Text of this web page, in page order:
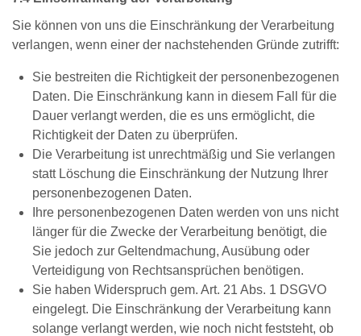
Sie können von uns die Einschränkung der Verarbeitung
verlangen, wenn einer der nachstehenden Gründe zutrifft:
Sie bestreiten die Richtigkeit der personenbezogenen
Daten. Die Einschränkung kann in diesem Fall für die
Dauer verlangt werden, die es uns ermöglicht, die
Richtigkeit der Daten zu überprüfen.
Die Verarbeitung ist unrechtmäßig und Sie verlangen
statt Löschung die Einschränkung der Nutzung Ihrer
personenbezogenen Daten.
Ihre personenbezogenen Daten werden von uns nicht
länger für die Zwecke der Verarbeitung benötigt, die
Sie jedoch zur Geltendmachung, Ausübung oder
Verteidigung von Rechtsansprüchen benötigen.
Sie haben Widerspruch gem. Art. 21 Abs. 1 DSGVO
eingelegt. Die Einschränkung der Verarbeitung kann
solange verlangt werden, wie noch nicht feststeht, ob